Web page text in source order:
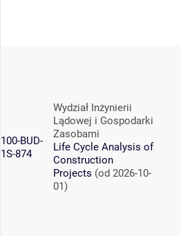
100-BUD-
1S-874
Wydział Inżynierii
Lądowej i Gospodarki
Zasobami
Life Cycle Analysis of
Construction
Projects (od 2026-10-
01)